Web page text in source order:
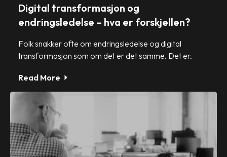
Digital transformasjon og
endringsledelse – hva er forskjellen?
Folk snakker ofte om endringsledelse og digital
transformasjon som om det er det samme. Det er.
Read More